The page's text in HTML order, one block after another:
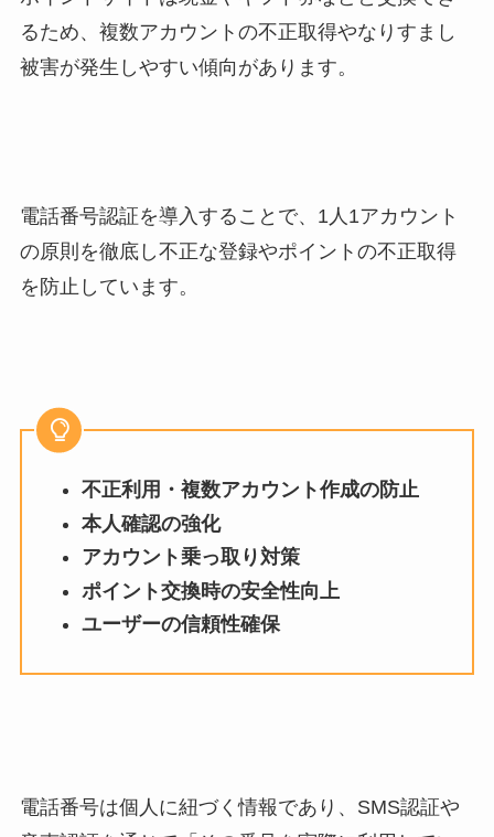
るため、複数アカウントの不正取得やなりすまし
被害が発生しやすい傾向があります。
電話番号認証を導入することで、1人1アカウント
の原則を徹底し不正な登録やポイントの不正取得
を防止しています。
不正利用・複数アカウント作成の防止
本人確認の強化
アカウント乗っ取り対策
ポイント交換時の安全性向上
ユーザーの信頼性確保
電話番号は個人に紐づく情報であり、SMS認証や